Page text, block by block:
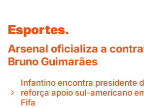
Esportes.
Arsenal oficializa a
Bruno Guimarães
Infantino encontra presidente
reforça apoio sul-americano
Fifa